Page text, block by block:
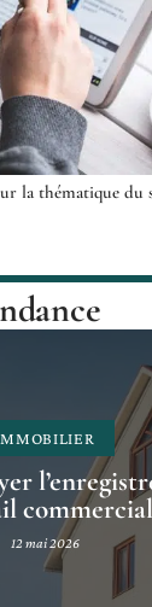
la thématique du
12 mai 2026